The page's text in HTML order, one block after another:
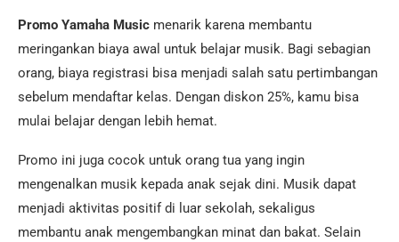
Promo Yamaha Music menarik karena membantu
meringankan biaya awal untuk belajar musik. Bagi sebagian
orang, biaya registrasi bisa menjadi salah satu pertimbangan
sebelum mendaftar kelas. Dengan diskon 25%, kamu bisa
mulai belajar dengan lebih hemat.
Promo ini juga cocok untuk orang tua yang ingin
mengenalkan musik kepada anak sejak dini. Musik dapat
menjadi aktivitas positif di luar sekolah, sekaligus
membantu anak mengembangkan minat dan bakat. Selain